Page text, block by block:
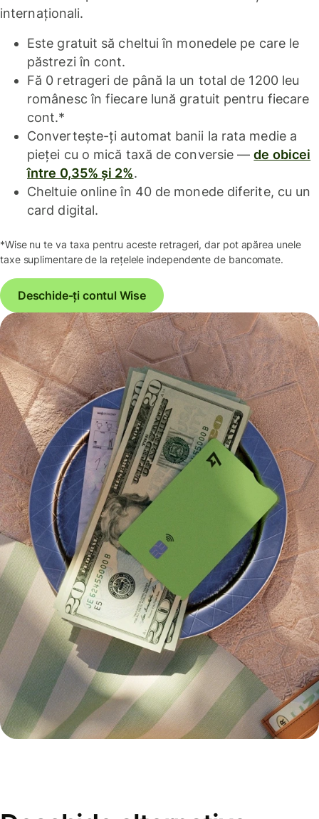
internaționali.
Este gratuit să cheltui în monedele pe care le
păstrezi în cont.
Fă 0 retrageri de până la un total de 1200 leu
românesc în fiecare lună gratuit pentru fiecare
cont.*
Convertește-ți automat banii la rata medie a
pieței cu o mică taxă de conversie —de obicei
între 0,35% și 2%.
Cheltuie online în 40 de monede diferite, cu un
card digital.
*Wise nu te va taxa pentru aceste retrageri, dar pot apărea unele
taxe suplimentare de la rețelele independente de bancomate.
Deschide-ți contul Wise